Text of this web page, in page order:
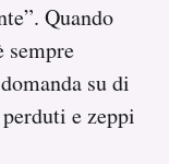
Quando
sempre
su di
e zeppi